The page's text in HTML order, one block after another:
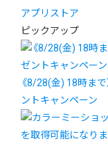
アプリストア
ピックアップ
《8/28(金) 18時ま
ントキャンペーン